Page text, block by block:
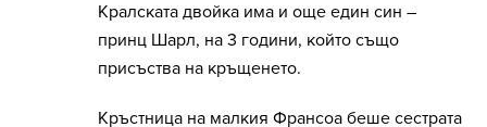
Кралската двойка има и още един син –
принц Шарл, на 3 години, който също
присъства на кръщенето.
Кръстница на малкия Франсоа беше сестрата